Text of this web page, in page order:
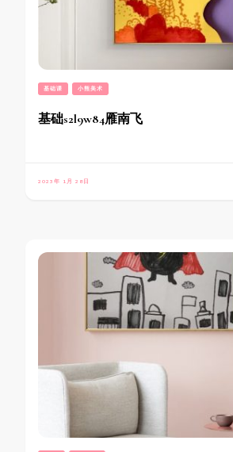
基础课 小熊美术
基础s2l9w84雁南飞
2023年 1月 28日